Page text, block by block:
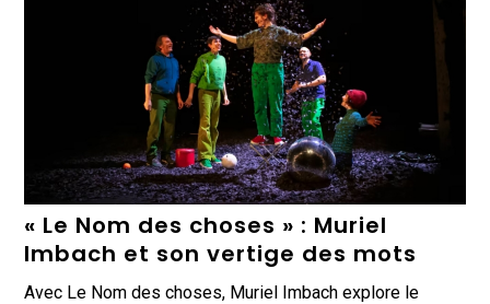
« Le Nom des choses » : Muriel
Imbach et son vertige des mots
Avec Le Nom des choses, Muriel Imbach explore le